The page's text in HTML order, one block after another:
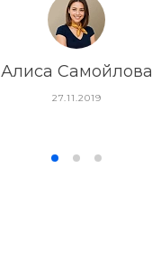
Алиса Самойлова
27.11.2019